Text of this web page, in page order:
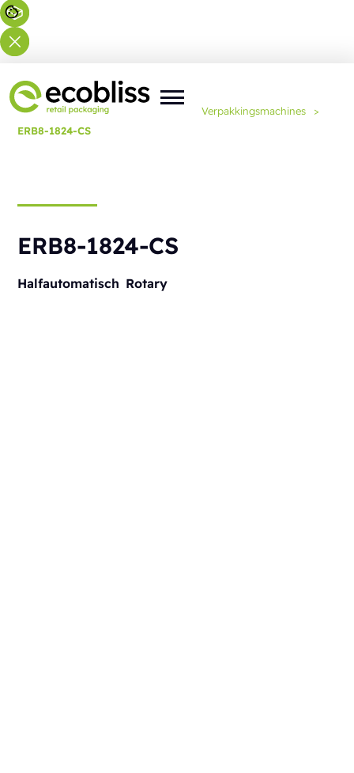
U bent hier: Home Verpakkingsmachines
>
ERB8-1824-CS
ERB8-1824-CS
Halfautomatisch Rotary